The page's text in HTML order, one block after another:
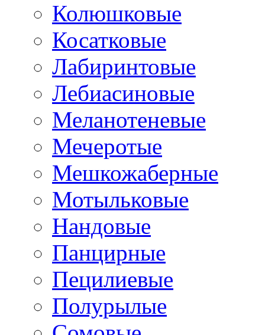
Колюшковые
Косатковые
Лабиринтовые
Лебиасиновые
Меланотеневые
Мечеротые
Мешкожаберные
Мотыльковые
Нандовые
Панцирные
Пецилиевые
Полурылые